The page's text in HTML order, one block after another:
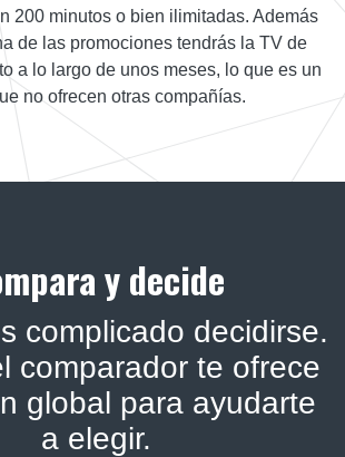
200 minutos o bien ilimitadas. Además
de las promociones tendrás la TV de
a lo largo de unos meses, lo que es un
no ofrecen otras compañías.
y decide
complicado decidirse.
comparador te ofrece
global para ayudarte
a elegir.